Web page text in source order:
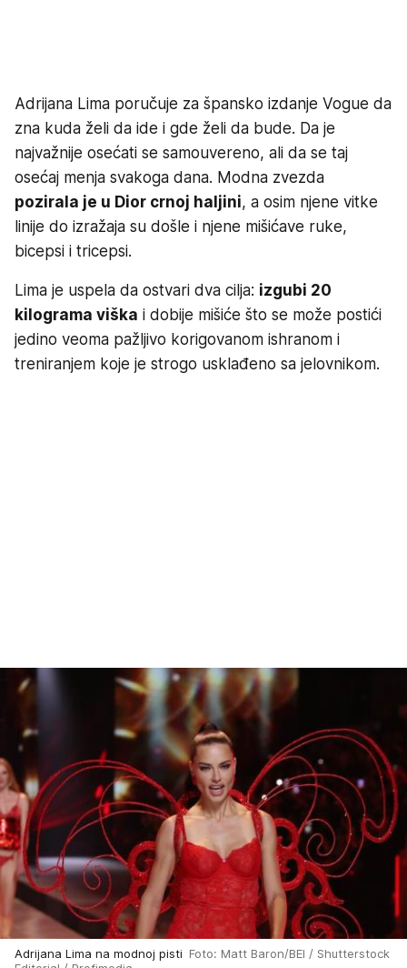
Adrijana Lima poručuje za špansko izdanje Vogue da
zna kuda želi da ide i gde želi da bude. Da je
najvažnije osećati se samouvereno, ali da se taj
osećaj menja svakoga dana. Modna zvezda
pozirala je u Dior crnoj haljini, a osim njene vitke
linije do izražaja su došle i njene mišićave ruke,
bicepsi i tricepsi.
Lima je uspela da ostvari dva cilja: izgubi 20
kilograma viška i dobije mišiće što se može postići
jedino veoma pažljivo korigovanom ishranom i
treniranjem koje je strogo usklađeno sa jelovnikom.
Adrijana Lima na modnoj pisti Foto: Matt Baron/BEI / Shutterstock